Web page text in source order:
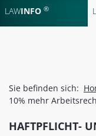
LAWINFO ®
Sie befinden sich:
10% mehr
HAFTPFLICHT-